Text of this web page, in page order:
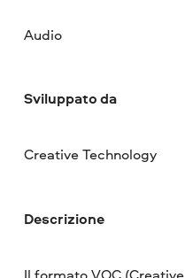
Audio
Sviluppato da
Creative Technology
Descrizione
Il formato VOC (Creative